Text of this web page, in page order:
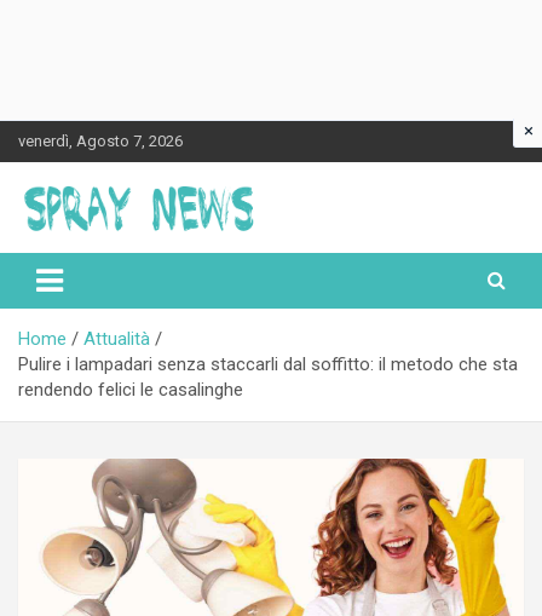
to
content
venerdì, Agosto 7, 2026
Spraynews.it
Home
Attualità
Pulire i lampadari senza staccarli dal soffitto: il metodo che sta
rendendo felici le casalinghe
×